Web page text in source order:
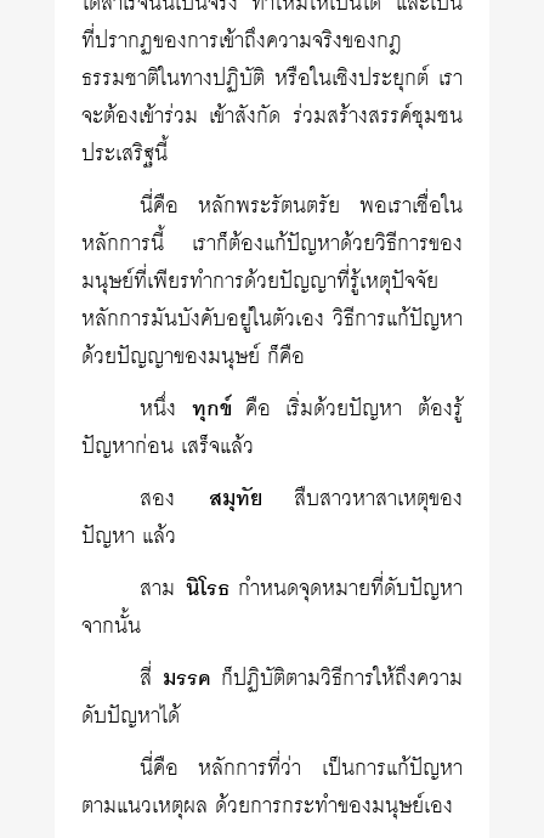
ที่ปรากฏของการเข้าถึงความจริงของกฎ
ธรรมชาติในทางปฏิบัติ หรือในเชิงประยุกต์ เรา
จะต้องเข้าร่วม เข้าสังกัด ร่วมสร้างสรรค์ชุมชน
ประเสริฐนี้
นี่คือ หลักพระรัตนตรัย พอเราเชื่อใน
หลักการนี้ เราก็ต้องแก้ปัญหาด้วยวิธีการของ
มนุษย์ที่เพียรทำการด้วยปัญญาที่รู้เหตุปัจจัย
หลักการมันบังคับอยู่ในตัวเอง วิธีการแก้ปัญหา
ด้วยปัญญาของมนุษย์ ก็คือ
หนึ่ง ทุกข์ คือ เริ่มด้วยปัญหา ต้องรู้
ปัญหาก่อน เสร็จแล้ว
สอง สมุทัย สืบสาวหาสาเหตุของ
ปัญหา แล้ว
สาม นิโรธ กำหนดจุดหมายที่ดับปัญหา
จากนั้น
สี่ มรรค ก็ปฏิบัติตามวิธีการให้ถึงความ
ดับปัญหาได้
นี่คือ หลักการที่ว่า เป็นการแก้ปัญหา
ตามแนวเหตุผล ด้วยการ​กระทำของมนุษย์เอง